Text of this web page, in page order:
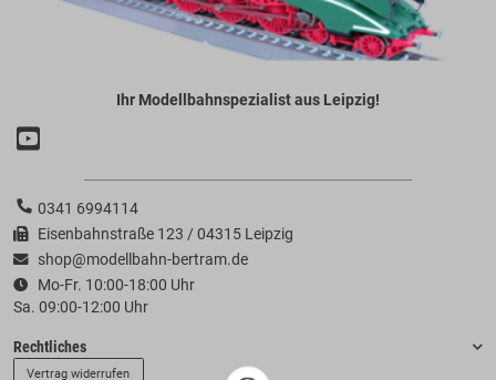
Ihr Modellbahnspezialist aus Leipzig!
0341 6994114
Eisenbahnstraße 123 / 04315 Leipzig
shop@modellbahn-bertram.de
Mo-Fr. 10:00-18:00 Uhr
Sa. 09:00-12:00 Uhr
Rechtliches
Vertrag widerrufen